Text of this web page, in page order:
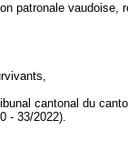
patronale vaudoise,
cantonal du
- 33/2022).